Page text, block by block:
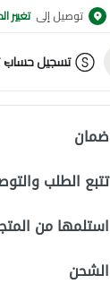
توصيل إلى تغيير
تسجيل حساب
-
ضمان
تتبع الطلب
استلمها من
الشحن